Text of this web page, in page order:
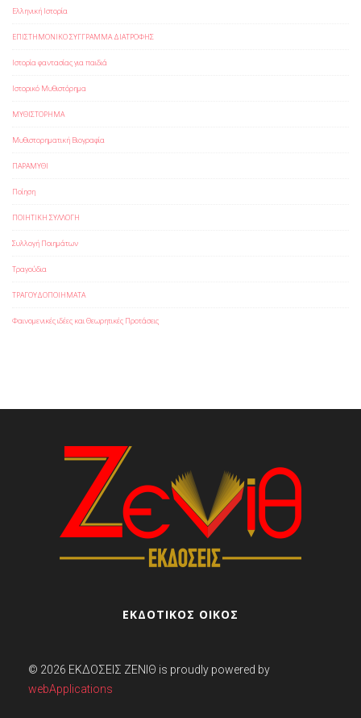
Ελληνική Ιστορία
ΕΠΙΣΤΗΜΟΝΙΚΟ ΣΥΓΓΡΑΜΜΑ ΔΙΑΤΡΟΦΗΣ
Ιστορία φαντασίας για παιδιά
Ιστορικό Μυθιστόρημα
ΜΥΘΙΣΤΟΡΗΜΑ
Μυθιστορηματική Βιογραφία
ΠΑΡΑΜΥΘΙ
Ποίηση
ΠΟΙΗΤΙΚΗ ΣΥΛΛΟΓΗ
Συλλογή Ποιημάτων
Τραγούδια
ΤΡΑΓΟΥΔΟΠΟΙΗΜΑΤΑ
Φαινομενικές ιδέες και Θεωρητικές Προτάσεις
ΕΚΔΟΤΙΚΟΣ ΟΙΚΟΣ
© 2026 ΕΚΔΌΣΕΙΣ ΖΕΝΊΘ is proudly powered by
webApplications